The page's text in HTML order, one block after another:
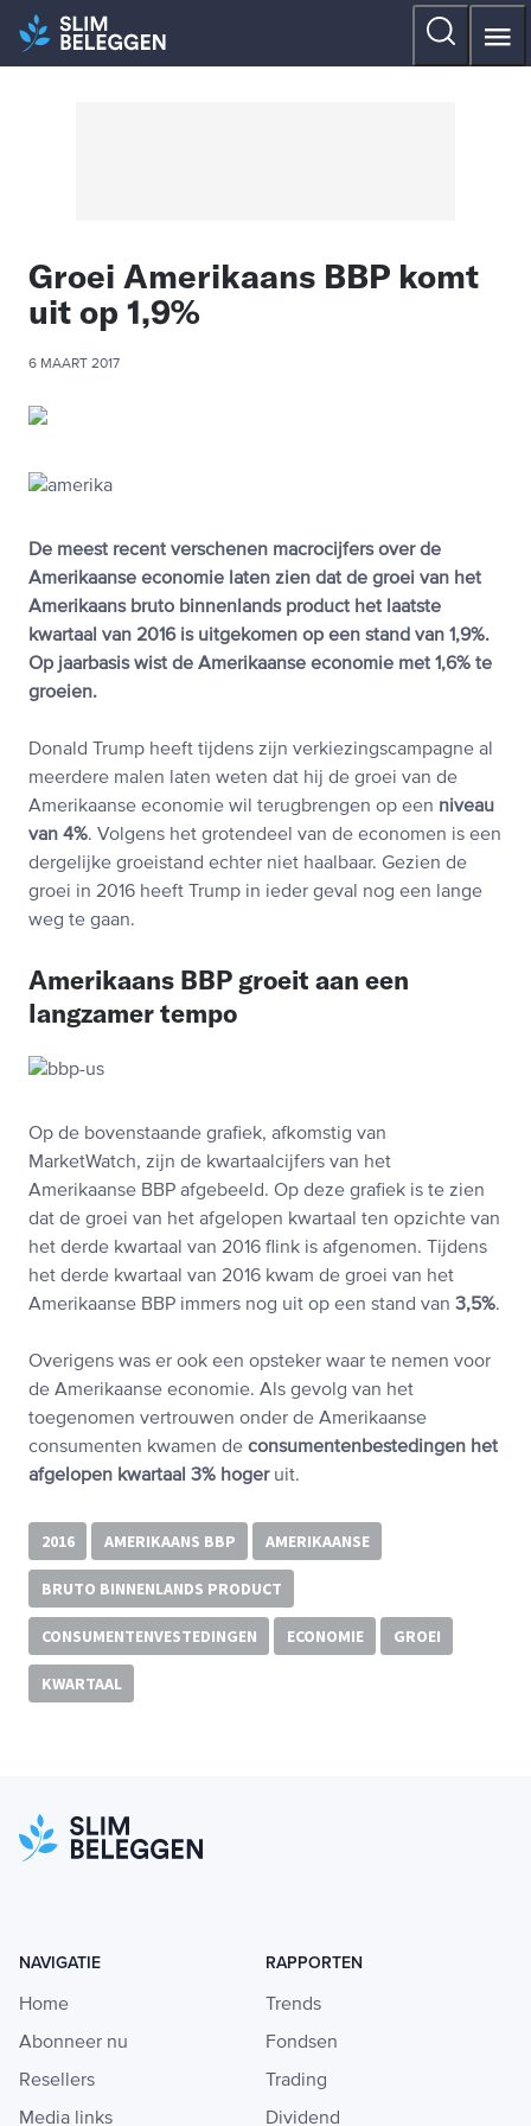
Groei Amerikaans BBP komt
uit op 1,9%
6 MAART 2017
De meest recent verschenen macrocijfers over de
Amerikaanse economie laten zien dat de groei van het
Amerikaans bruto binnenlands product het laatste
kwartaal van 2016 is uitgekomen op een stand van 1,9%.
Op jaarbasis wist de Amerikaanse economie met 1,6% te
groeien.
Donald Trump heeft tijdens zijn verkiezingscampagne al
meerdere malen laten weten dat hij de groei van de
Amerikaanse economie wil terugbrengen op een niveau
van 4%. Volgens het grotendeel van de economen is een
dergelijke groeistand echter niet haalbaar. Gezien de
groei in 2016 heeft Trump in ieder geval nog een lange
weg te gaan.
Amerikaans BBP groeit aan een
langzamer tempo
Op de bovenstaande grafiek, afkomstig van
MarketWatch, zijn de kwartaalcijfers van het
Amerikaanse BBP afgebeeld. Op deze grafiek is te zien
dat de groei van het afgelopen kwartaal ten opzichte van
het derde kwartaal van 2016 flink is afgenomen. Tijdens
het derde kwartaal van 2016 kwam de groei van het
Amerikaanse BBP immers nog uit op een stand van 3,5%.
Overigens was er ook een opsteker waar te nemen voor
de Amerikaanse economie. Als gevolg van het
toegenomen vertrouwen onder de Amerikaanse
consumenten kwamen de consumentenbestedingen het
afgelopen kwartaal 3% hogeruit.
2016 AMERIKAANS BBP AMERIKAANSE
BRUTO BINNENLANDS PRODUCT
CONSUMENTENVESTEDINGEN ECONOMIE GROEI
KWARTAAL
NAVIGATIE
Home
Abonneer nu
Resellers
Media links
RAPPORTEN
Trends
Fondsen
Trading
Dividend